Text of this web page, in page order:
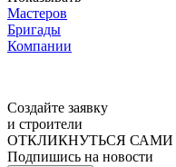
Мастеров
Бригады
Компании
Создайте заявку
и строители
ОТКЛИКНУТЬСЯ САМИ
Подпишись на новости